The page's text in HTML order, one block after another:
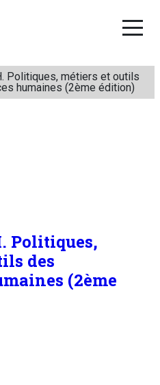
Politiques, métiers et outils
humaines (2ème édition)
Politiques,
des
(2ème